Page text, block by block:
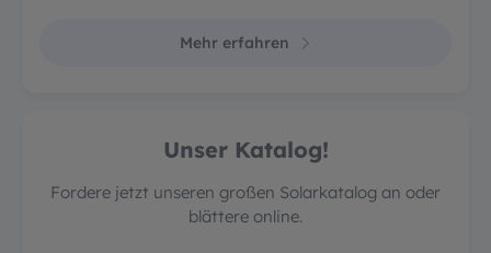
Mehr erfahren
Unser Katalog!
Fordere jetzt unseren großen Solarkatalog an oder
blättere online.